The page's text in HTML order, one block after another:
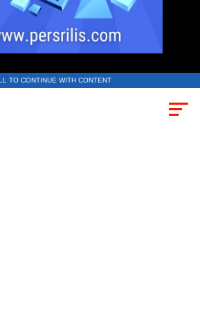
TO CONTINUE WITH CONTENT